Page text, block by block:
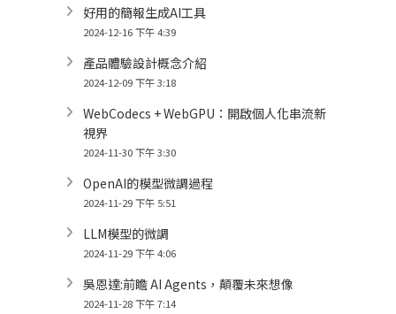
好用的簡報生成AI工具
2024-12-16 下午 4:39
產品體驗設計概念介紹
2024-12-09 下午 3:18
WebCodecs + WebGPU：開啟個人化串流新
視界
2024-11-30 下午 3:30
OpenAI的模型微調過程
2024-11-29 下午 5:51
LLM模型的微調
2024-11-29 下午 4:06
吳恩達:前瞻 AI Agents，顛覆未來想像
2024-11-28 下午 7:14